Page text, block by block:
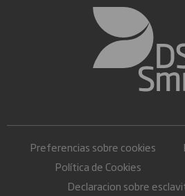
Preferencias sobre cookies
Política de Cookies
Declaracion sobre